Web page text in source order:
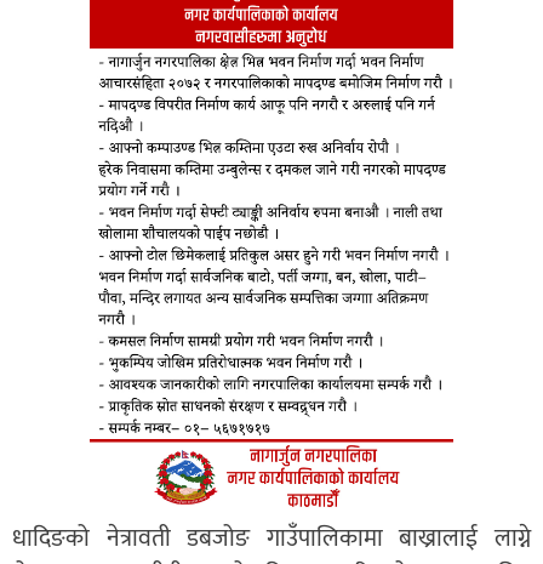
धादिङको नेत्रावती डबजोङ गाउँपालिकामा बाख्रालाई लाग्ने